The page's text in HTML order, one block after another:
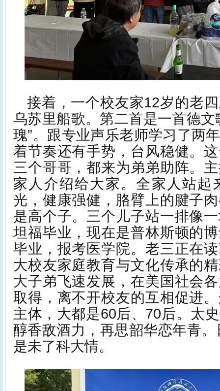
接着，一个校友家12岁的老
乌苏里船歌。第二首是一首德文
瑰”。跟专业声乐老师学习了两
着节奏还有手势，台风稳健。
三个哥哥，都来为弟弟助阵。
家人介绍给大家。全家人站起
光，健康强健，胳臂上的腱子
是高个子。三个儿子站一排像
坦福毕业，现在是普林斯顿的
毕业，报考医学院。老三正在
大校友家庭教育与文化传承的
大子弟飞速发展，在美国社会
取得，离不开校友的互相促进
主体，大都是60后、70后。太
醇香敌酒力，再思韶华恋年青
是未了科大情。